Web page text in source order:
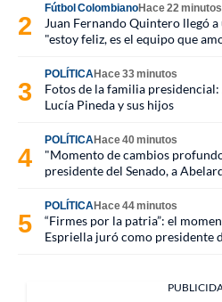
Fútbol ColombianoHace 22 minutos
Juan Fernando Quintero llegó
"estoy feliz, es el equipo que
POLÍTICAHace 33 minutos
Fotos de la familia
Lucía Pineda y sus hijos
POLÍTICAHace 40 minutos
"Momento de cambios
presidente del Senado, a
POLÍTICAHace 44 minutos
“Firmes por la patria”: el
Espriella juró como presidente